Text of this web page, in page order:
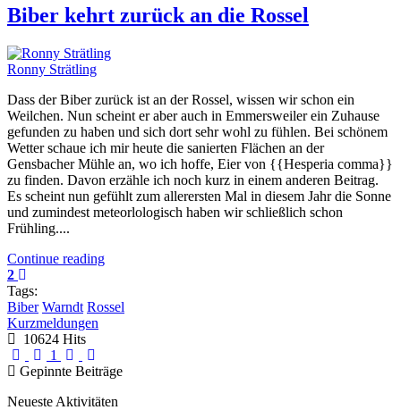
Biber kehrt zurück an die Rossel
Ronny Strätling
Dass der Biber zurück ist an der Rossel, wissen wir schon ein
Weilchen. Nun scheint er aber auch in Emmersweiler ein Zuhause
gefunden zu haben und sich dort sehr wohl zu fühlen. Bei schönem
Wetter schaue ich mir heute die sanierten Flächen an der
Gensbacher Mühle an, wo ich hoffe, Eier von {{Hesperia comma}}
zu finden. Davon erzähle ich noch kurz in einem anderen Beitrag.
Es scheint nun gefühlt zum allerersten Mal in diesem Jahr die Sonne
und zumindest meteorlologisch haben wir schließlich schon
Frühling....
Continue reading
2
Tags:
Biber Warndt Rossel
Kurzmeldungen
10624 Hits
First Page
Previous Page
1 Next Page
Gepinnte Beiträge
Neueste Aktivitäten